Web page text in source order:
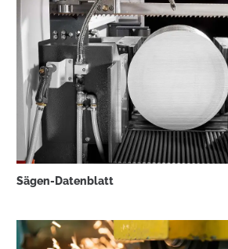
Sägen-Datenblatt